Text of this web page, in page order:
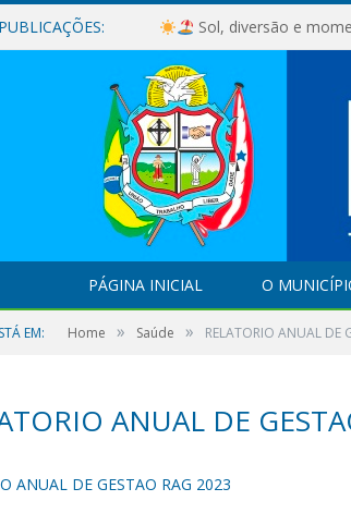
Sol, diversão e
PÁGINA INICIAL O
EM: Home » Saúde » RELATORIO ANUAL DE
ANUAL DE
ANUAL DE GESTAO RAG 2023